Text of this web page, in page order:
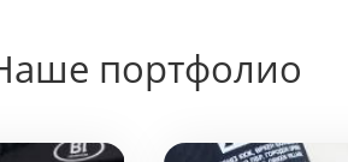
портфолио